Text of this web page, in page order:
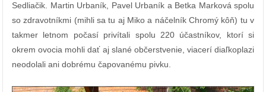
Sedliačik. Martin Urbaník, Pavel Urbaník a Betka Marková spolu
so zdravotníkmi (mihli sa tu aj Miko a náčelník Chromý kôň) tu v
takmer letnom počasí privítali spolu 220 účastníkov, ktorí si
okrem ovocia mohli dať aj slané občerstvenie, viacerí diaľkoplazi
neodolali ani dobrému čapovanému pivku.